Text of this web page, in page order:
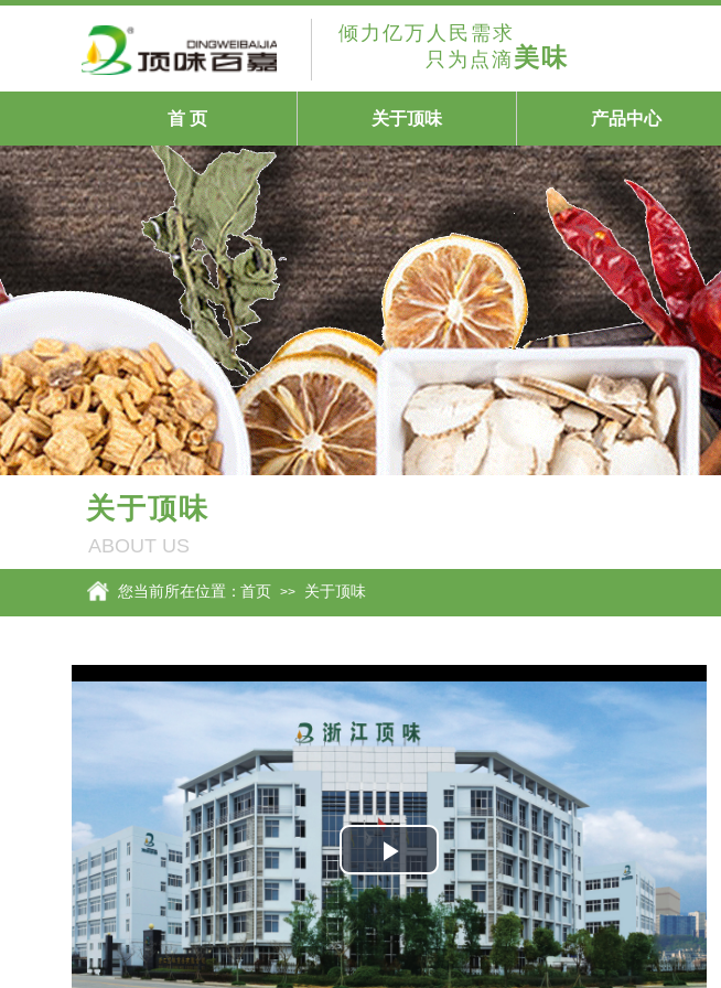
倾力亿万人民需求
只为点滴 美味
首 页 关于顶味 产品中心
关于顶味
ABOUT US
您当前所在位置：首页 >> 关于顶味